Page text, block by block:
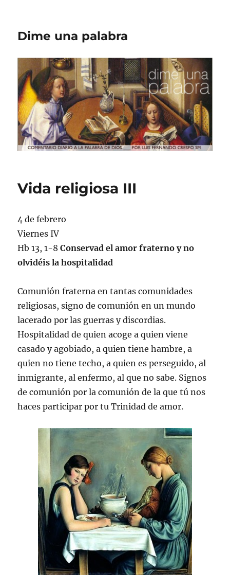
Dime una palabra
Vida religiosa III
4 de febrero
Viernes IV
Hb 13, 1-8Conservad el amor fraterno y no
olvidéis la hospitalidad
Comunión fraterna en tantas comunidades
religiosas, signo de comunión en un mundo
lacerado por las guerras y discordias.
Hospitalidad de quien acoge a quien viene
casado y agobiado, a quien tiene hambre, a
quien no tiene techo, a quien es perseguido, al
inmigrante, al enfermo, al que no sabe. Signos
de comunión por la comunión de la que tú nos
haces participar por tu Trinidad de amor.